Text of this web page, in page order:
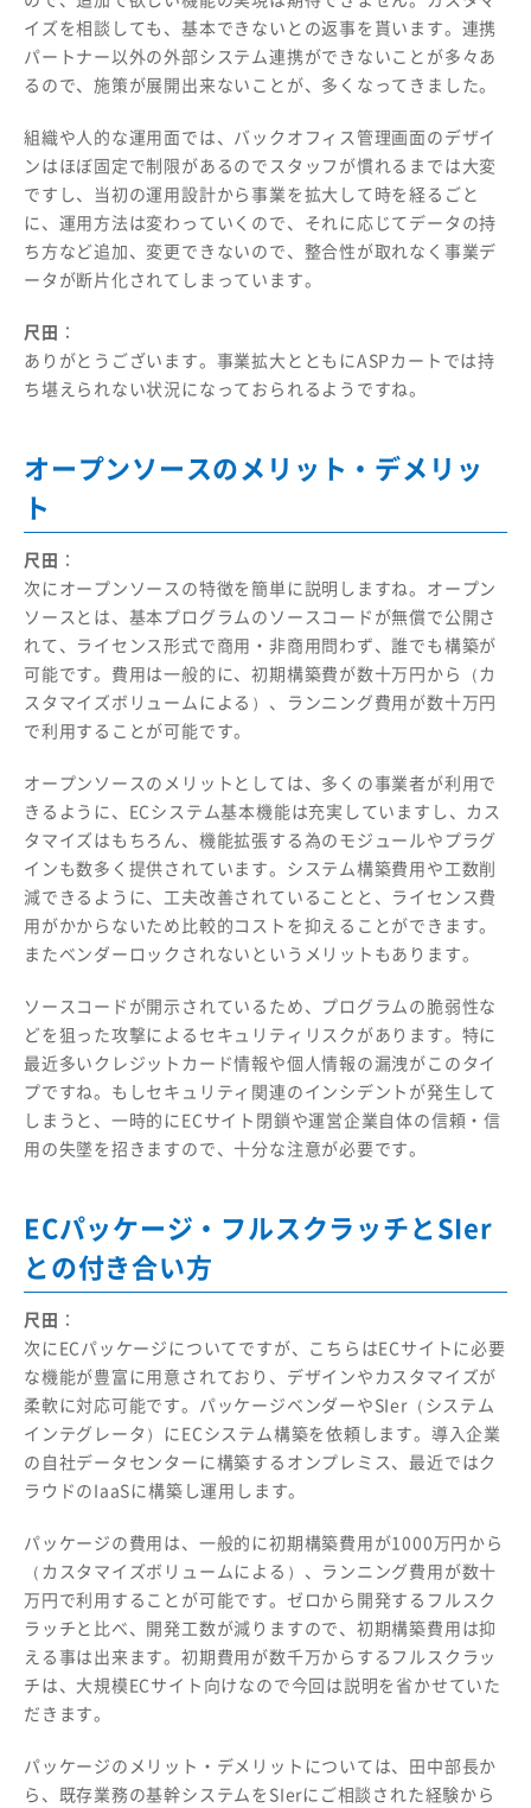
イズを相談しても、基本できないとの返事を貰います。連携
パートナー以外の外部システム連携ができないことが多々あ
るので、施策が展開出来ないことが、多くなってきました。
組織や人的な運用面では、バックオフィス管理画面のデザイ
ンはほぼ固定で制限があるのでスタッフが慣れるまでは大変
ですし、当初の運用設計から事業を拡大して時を経るごと
に、運用方法は変わっていくので、それに応じてデータの持
ち方など追加、変更できないので、整合性が取れなく事業デ
ータが断片化されてしまっています。
尺田 ：
ありがとうございます。事業拡大とともにASPカートでは持
ち堪えられない状況になっておられるようですね。
オープンソースのメリット・デメリッ
ト
尺田 ：
次にオープンソースの特徴を簡単に説明しますね。オープン
ソースとは、基本プログラムのソースコードが無償で公開さ
れて、ライセンス形式で商用・非商用問わず、誰でも構築が
可能です。費用は一般的に、初期構築費が数十万円から（カ
スタマイズボリュームによる）、ランニング費用が数十万円
で利用することが可能です。
オープンソースのメリットとしては、多くの事業者が利用で
きるように、ECシステム基本機能は充実していますし、カス
タマイズはもちろん、機能拡張する為のモジュールやプラグ
インも数多く提供されています。システム構築費用や工数削
減できるように、工夫改善されていることと、ライセンス費
用がかからないため比較的コストを抑えることができます。
またベンダーロックされないというメリットもあります。
ソースコードが開示されているため、プログラムの脆弱性な
どを狙った攻撃によるセキュリティリスクがあります。特に
最近多いクレジットカード情報や個人情報の漏洩がこのタイ
プですね。もしセキュリティ関連のインシデントが発生して
しまうと、一時的にECサイト閉鎖や運営企業自体の信頼・信
用の失墜を招きますので、十分な注意が必要です。
ECパッケージ・フルスクラッチとSIer
との付き合い方
尺田 ：
次にECパッケージについてですが、こちらはECサイトに必要
な機能が豊富に用意されており、デザインやカスタマイズが
柔軟に対応可能です。パッケージベンダーやSIer（システム
インテグレータ）にECシステム構築を依頼します。導入企業
の自社データセンターに構築するオンプレミス、最近ではク
ラウドのIaaSに構築し運用します。
パッケージの費用は、一般的に初期構築費用が1000万円から
（カスタマイズボリュームによる）、ランニング費用が数十
万円で利用することが可能です。ゼロから開発するフルスク
ラッチと比べ、開発工数が減りますので、初期構築費用は抑
える事は出来ます。初期費用が数千万からするフルスクラッ
チは、大規模ECサイト向けなので今回は説明を省かせていた
だきます。
パッケージのメリット・デメリットについては、田中部長か
ら、既存業務の基幹システムをSIerにご相談された経験から